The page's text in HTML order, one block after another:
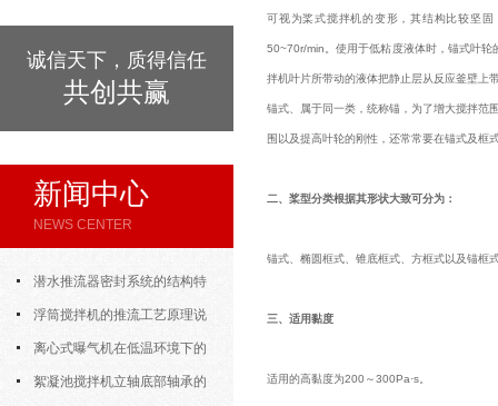
诚信天下，质得信任
共创共赢
新闻中心
NEWS CENTER
潜水推流器密封系统的结构特
点与渗漏故障处理
浮筒搅拌机的推流工艺原理说
明 离心式曝气机在低温环境下的
运行特性与防冻措施
絮凝池搅拌机立轴底部轴承的
可视为桨式搅拌机的变形，其结构比较坚
50~70r/min。使用于低粘度液体时，锚式叶
拌机叶片所带动的液体把静止层从反应釜壁上
锚式、属于同一类，统称锚，为了增大搅拌范
围以及提高叶轮的刚性，还常常要在锚式及框
二、桨型分类根据其形状大致可分为：
锚式、椭圆框式、锥底框式、方框式以及锚框
三、适用黏度
适用的高黏度为200～300Pa·s。